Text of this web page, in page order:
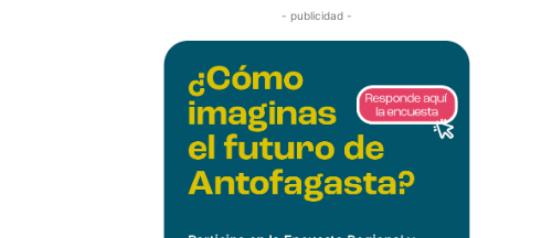
- publicidad -